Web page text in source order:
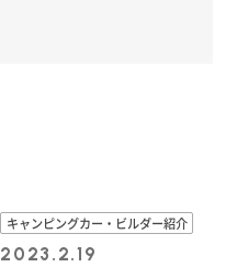
キャンピングカー・ビルダー紹介
2023.2.19